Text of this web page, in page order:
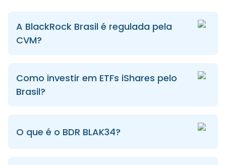
A BlackRock Brasil é regulada pela
CVM?
Como investir em ETFs iShares pelo
Brasil?
O que é o BDR BLAK34?